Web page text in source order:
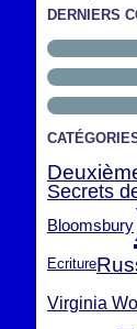
DERNIERS
Secrets
Bloomsbury
Ecriture
Virginia